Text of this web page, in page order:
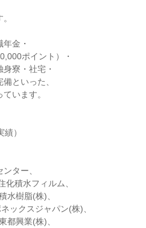
金・
ポイント）・
寮・社宅・
といった、
います。
）
ター、
化積水フィルム、
水樹脂(株)、
ックスジャパン(株)、
都興業(株)、